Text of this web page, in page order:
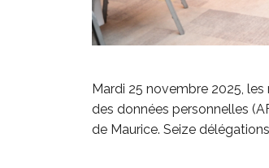
Mardi 25 novembre 2025,
des données personnelles
de Maurice. Seize